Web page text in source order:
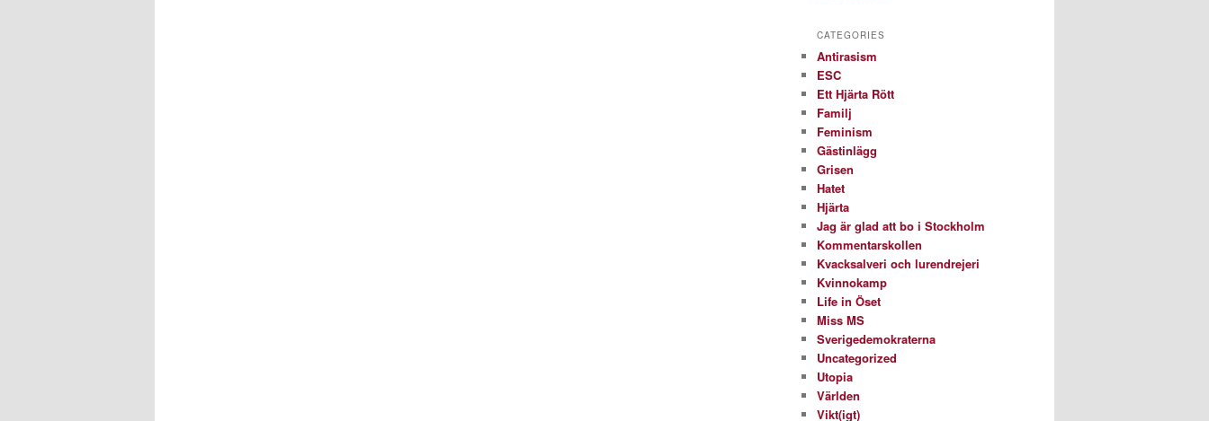
CATEGORIES
Antirasism
ESC
Ett Hjärta Rött
Familj
Feminism
Gästinlägg
Grisen
Hatet
Hjärta
Jag är glad att bo i Stockholm
Kommentarskollen
Kvacksalveri och lurendrejeri
Kvinnokamp
Life in Öset
Miss MS
Sverigedemokraterna
Uncategorized
Utopia
Världen
Vikt(igt)